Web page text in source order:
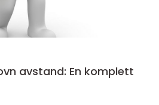
avstand: En komplett